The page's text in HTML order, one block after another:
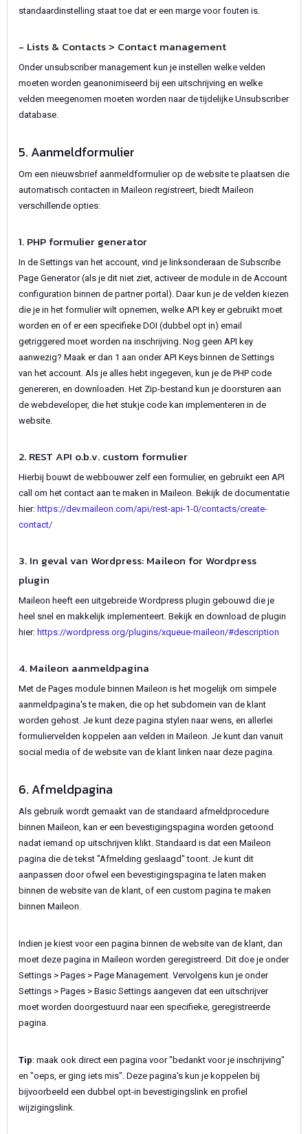
standaardinstelling staat toe dat er een marge voor fouten is.
- Lists & Contacts > Contact management
Onder unsubscriber management kun je instellen welke velden
moeten worden geanonimiseerd bij een uitschrijving en welke
velden meegenomen moeten worden naar de tijdelijke Unsubscriber
database.
5. Aanmeldformulier
Om een nieuwsbrief aanmeldformulier op de website te plaatsen die
automatisch contacten in Maileon registreert, biedt Maileon
verschillende opties:
1. PHP formulier generator
In de Settings van het account, vind je linksonderaan de Subscribe
Page Generator (als je dit niet ziet, activeer de module in de Account
configuration binnen de partner portal). Daar kun je de velden kiezen
die je in het formulier wilt opnemen, welke API key er gebruikt moet
worden en of er een specifieke DOI (dubbel opt in) email
getriggered moet worden na inschrijving. Nog geen API key
aanwezig? Maak er dan 1 aan onder API Keys binnen de Settings
van het account. Als je alles hebt ingegeven, kun je de PHP code
genereren, en downloaden. Het Zip-bestand kun je doorsturen aan
de webdeveloper, die het stukje code kan implementeren in de
website.
2. REST API o.b.v. custom formulier
Hierbij bouwt de webbouwer zelf een formulier, en gebruikt een API
call om het contact aan te maken in Maileon. Bekijk de documentatie
hier: https://dev.maileon.com/api/rest-api-1-0/contacts/create-
contact/
3. In geval van Wordpress: Maileon for Wordpress
plugin
Maileon heeft een uitgebreide Wordpress plugin gebouwd die je
heel snel en makkelijk implementeert. Bekijk en download de plugin
hier: https://wordpress.org/plugins/xqueue-maileon/#description
4. Maileon aanmeldpagina
Met de Pages module binnen Maileon is het mogelijk om simpele
aanmeldpagina's te maken, die op het subdomein van de klant
worden gehost. Je kunt deze pagina stylen naar wens, en allerlei
formuliervelden koppelen aan velden in Maileon. Je kunt dan vanuit
social media of de website van de klant linken naar deze pagina.
6. Afmeldpagina
Als gebruik wordt gemaakt van de standaard afmeldprocedure
binnen Maileon, kan er een bevestigingspagina worden getoond
nadat iemand op uitschrijven klikt. Standaard is dat een Maileon
pagina die de tekst "Afmelding geslaagd" toont. Je kunt dit
aanpassen door ofwel een bevestigingspagina te laten maken
binnen de website van de klant, of een custom pagina te maken
binnen Maileon.
Indien je kiest voor een pagina binnen de website van de klant, dan
moet deze pagina in Maileon worden geregistreerd. Dit doe je onder
Settings > Pages > Page Management. Vervolgens kun je onder
Settings > Pages > Basic Settings aangeven dat een uitschrijver
moet worden doorgestuurd naar een specifieke, geregistreerde
pagina.
Tip: maak ook direct een pagina voor "bedankt voor je inschrijving"
en "oeps, er ging iets mis". Deze pagina's kun je koppelen bij
bijvoorbeeld een dubbel opt-in bevestigingslink en profiel
wijzigingslink.